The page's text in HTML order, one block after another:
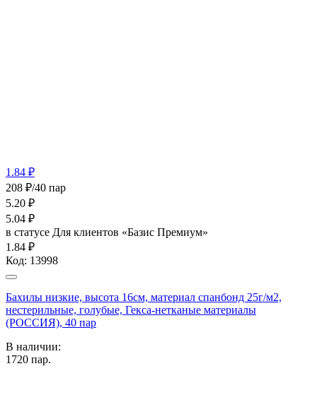
1.84 ₽
208 ₽/40 пар
5.20 ₽
5.04 ₽
в статусе Для клиентов «Базис Премиум»
1.84 ₽
Код: 13998
Бахилы низкие, высота 16см, материал спанбонд 25г/м2,
нестерильные, голубые, Гекса-нетканые материалы
(РОССИЯ), 40 пар
В наличии:
1720 пар.